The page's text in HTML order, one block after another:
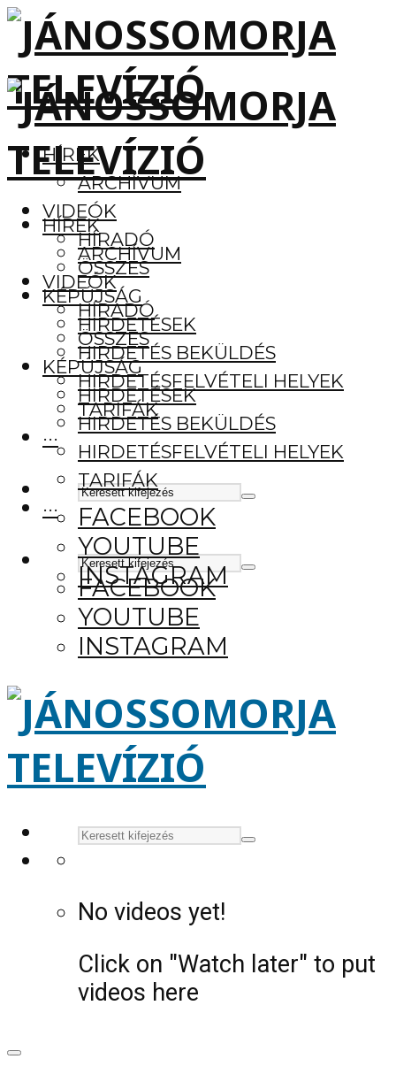
HÍREK
ARCHÍVUM
VIDEÓK
HÍRADÓ
ÖSSZES
KÉPÚJSÁG
HIRDETÉSEK
HIRDETÉS BEKÜLDÉS
HIRDETÉSFELVÉTELI HELYEK
TARIFÁK
···
FACEBOOK
YOUTUBE
INSTAGRAM
HÍREK
ARCHÍVUM
VIDEÓK
HÍRADÓ
ÖSSZES
KÉPÚJSÁG
HIRDETÉSEK
HIRDETÉS BEKÜLDÉS
HIRDETÉSFELVÉTELI HELYEK
TARIFÁK
···
FACEBOOK
YOUTUBE
INSTAGRAM
No videos yet!
Click on "Watch later" to put
videos here